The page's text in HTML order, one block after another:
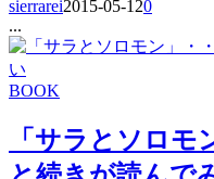
sierrarei2015-05-120
...
BOOK
「サラとソロモ